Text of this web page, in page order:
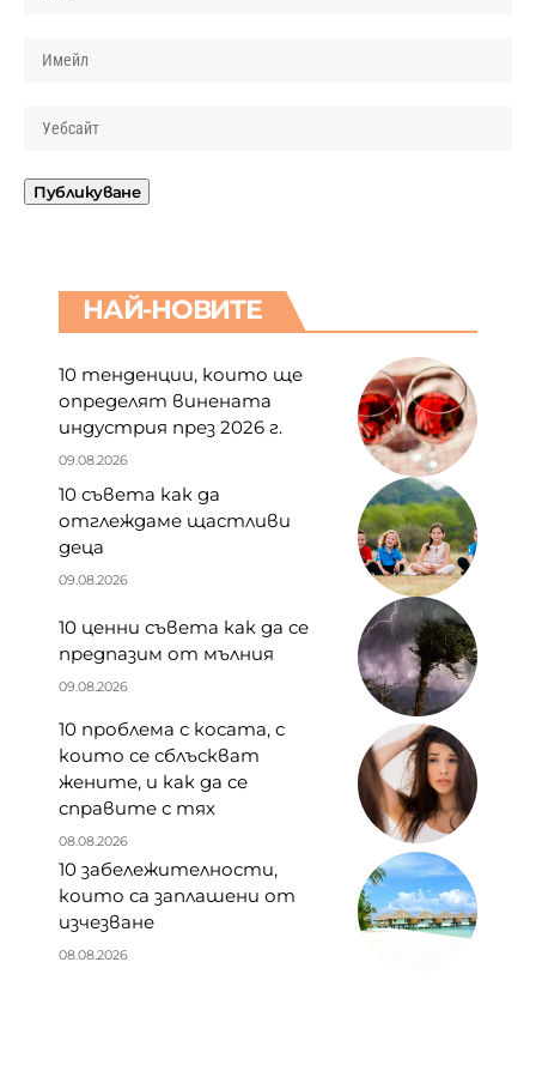
НАЙ-НОВИТЕ
10 тенденции, които ще
определят винената
индустрия през 2026 г.
09.08.2026
10 съвета как да
отглеждаме щастливи
деца
09.08.2026
10 ценни съвета как да се
предпазим от мълния
09.08.2026
10 проблема с косата, с
които се сблъскват
жените, и как да се
справите с тях
08.08.2026
10 забележителности,
които са заплашени от
изчезване
08.08.2026